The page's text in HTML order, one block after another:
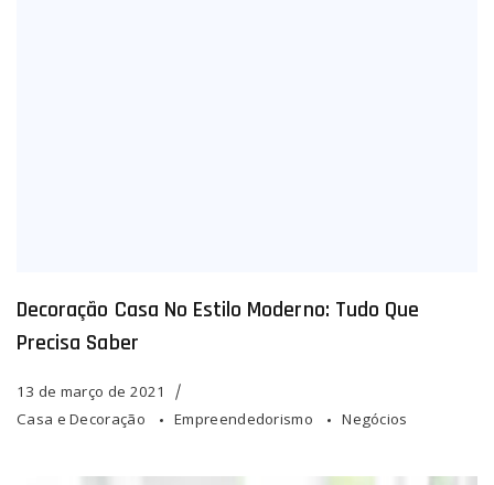
Decoração Casa No Estilo Moderno: Tudo Que
Precisa Saber
13 de março de 2021
Casa e Decoração
Empreendedorismo Negócios